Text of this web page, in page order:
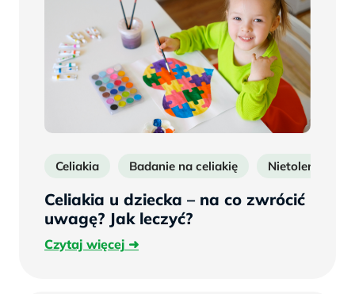
Celiakia Badanie na celiakię Nietolerancja
Celiakia u dziecka – na co zwrócić
uwagę? Jak leczyć?
Czytaj więcejCzytaj